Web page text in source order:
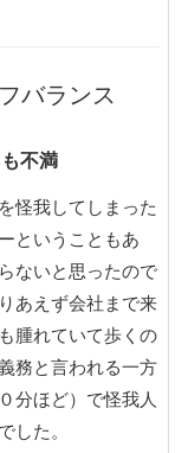
バランス
不満
怪我してしまった
ということもあ
ないと思ったので
あえず会社まで来
腫れていて歩くの
務と言われる一方
分ほど）で怪我人
した。